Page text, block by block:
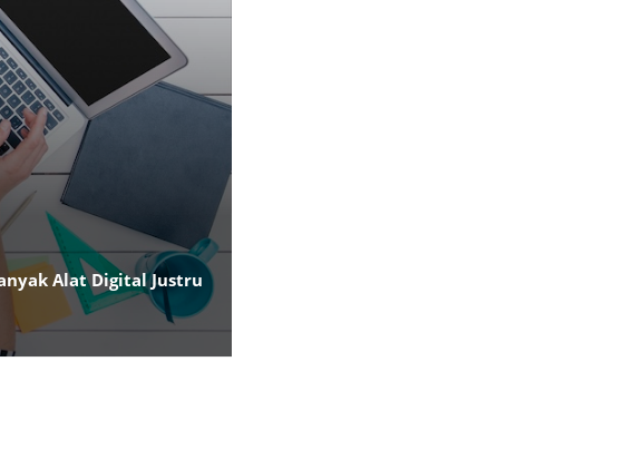
Alat Digital Justru